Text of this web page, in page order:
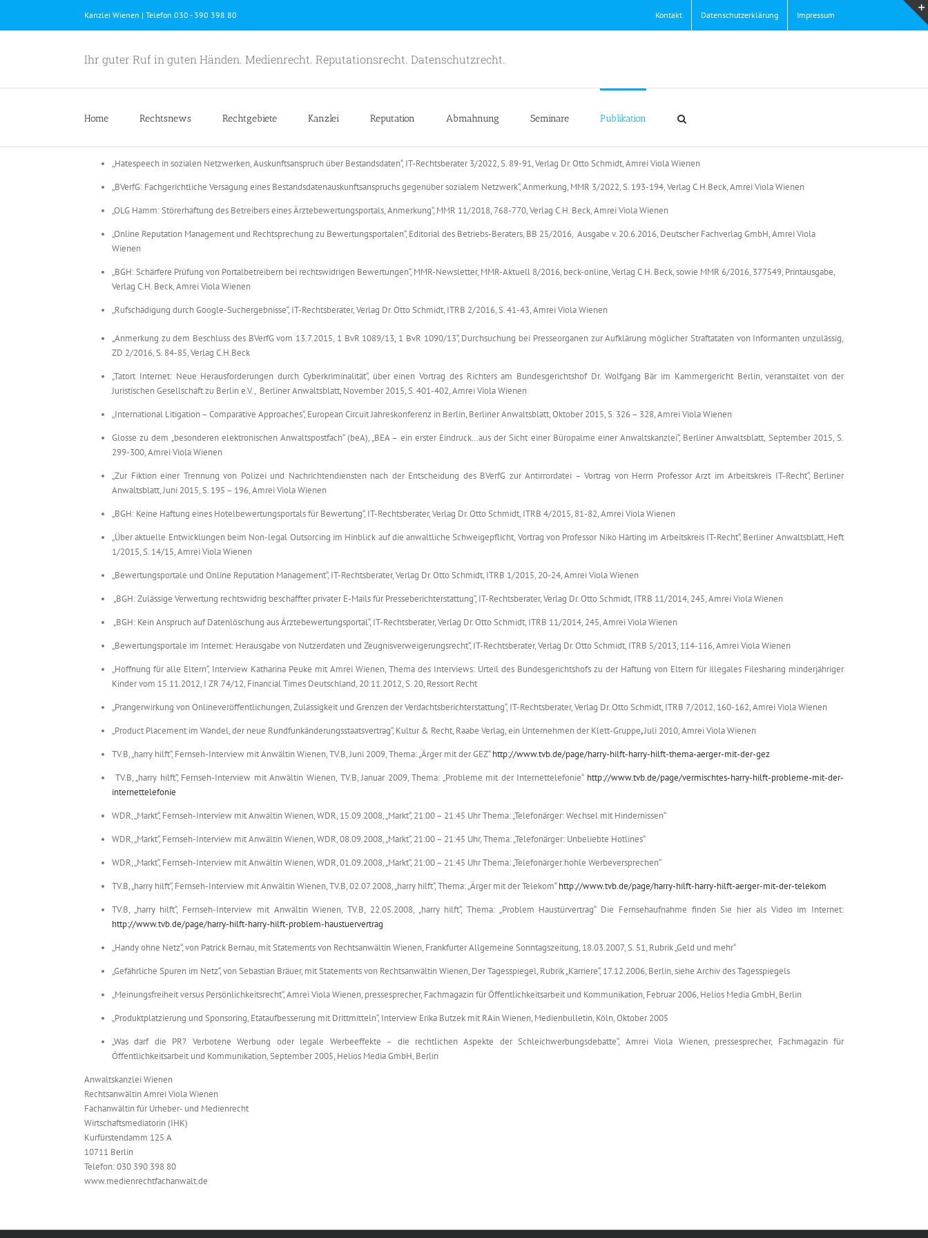
Kanzlei Wienen | Telefon 030 - 390 398 80 Kontakt Datenschutzerklärung Impressum
Ihr guter Ruf in guten Händen. Medienrecht. Reputationsrecht. Datenschutzrecht.
Home Rechtsnews Rechtgebiete Kanzlei Reputation Abmahnung Seminare Publikation
„Hatespeech in sozialen Netzwerken, Auskunftsanspruch über Bestandsdaten“, IT-Rechtsberater 3/2022, S. 89-91, Verlag Dr. Otto Schmidt, Amrei Viola Wienen
„BVerfG: Fachgerichtliche Versagung eines Bestandsdatenauskunftsanspruchs gegenüber sozialem Netzwerk“, Anmerkung, MMR 3/2022, S. 193-194, Verlag C.H.Beck, Amrei Viola Wienen
„OLG Hamm: Störerhaftung des Betreibers eines Ärztebewertungsportals, Anmerkung“, MMR 11/2018, 768-770, Verlag C.H. Beck, Amrei Viola Wienen
„Online Reputation Management und Rechtsprechung zu Bewertungsportalen“, Editorial des Betriebs-Beraters, BB 25/2016, Ausgabe v. 20.6.2016, Deutscher Fachverlag GmbH, Amrei Viola
Wienen
„BGH: Schärfere Prüfung von Portalbetreibern bei rechtswidrigen Bewertungen“, MMR-Newsletter, MMR-Aktuell 8/2016, beck-online, Verlag C.H. Beck, sowie MMR 6/2016, 377549, Printausgabe,
Verlag C.H. Beck, Amrei Viola Wienen
„Rufschädigung durch Google-Suchergebnisse“, IT-Rechtsberater, Verlag Dr. Otto Schmidt, ITRB 2/2016, S. 41-43, Amrei Viola Wienen
„Anmerkung zu dem Beschluss des BVerfG vom 13.7.2015, 1 BvR 1089/13, 1 BvR 1090/13“, Durchsuchung bei Presseorganen zur Aufklärung möglicher Straftataten von Informanten unzulässig,
ZD 2/2016, S. 84-85, Verlag C.H.Beck
„Tatort Internet: Neue Herausforderungen durch Cyberkriminalität“, über einen Vortrag des Richters am Bundesgerichtshof Dr. Wolfgang Bär im Kammergericht Berlin, veranstaltet von der
Juristischen Gesellschaft zu Berlin e.V., Berliner Anwaltsblatt, November 2015, S. 401-402, Amrei Viola Wienen
„International Litigation – Comparative Approaches“, European Circuit Jahreskonferenz in Berlin, Berliner Anwaltsblatt, Oktober 2015, S. 326 – 328, Amrei Viola Wienen
Glosse zu dem „besonderen elektronischen Anwaltspostfach“ (beA), „BEA – ein erster Eindruck…aus der Sicht einer Büropalme einer Anwaltskanzlei“, Berliner Anwaltsblatt, September 2015, S.
299-300, Amrei Viola Wienen
„Zur Fiktion einer Trennung von Polizei und Nachrichtendiensten nach der Entscheidung des BVerfG zur Antirrordatei – Vortrag von Herrn Professor Arzt im Arbeitskreis IT-Recht“, Berliner
Anwaltsblatt, Juni 2015, S. 195 – 196, Amrei Viola Wienen
„BGH: Keine Haftung eines Hotelbewertungsportals für Bewertung“, IT-Rechtsberater, Verlag Dr. Otto Schmidt, ITRB 4/2015, 81-82, Amrei Viola Wienen
„Über aktuelle Entwicklungen beim Non-legal Outsorcing im Hinblick auf die anwaltliche Schweigepflicht, Vortrag von Professor Niko Härting im Arbeitskreis IT-Recht“, Berliner Anwaltsblatt, Heft
1/2015, S. 14/15, Amrei Viola Wienen
„Bewertungsportale und Online Reputation Management“, IT-Rechtsberater, Verlag Dr. Otto Schmidt, ITRB 1/2015, 20-24, Amrei Viola Wienen
„BGH: Zulässige Verwertung rechtswidrig beschaffter privater E-Mails für Presseberichterstattung“, IT-Rechtsberater, Verlag Dr. Otto Schmidt, ITRB 11/2014, 245, Amrei Viola Wienen
„BGH: Kein Anspruch auf Datenlöschung aus Ärztebewertungsportal“, IT-Rechtsberater, Verlag Dr. Otto Schmidt, ITRB 11/2014, 245, Amrei Viola Wienen
„Bewertungsportale im Internet: Herausgabe von Nutzerdaten und Zeugnisverweigerungsrecht“, IT-Rechtsberater, Verlag Dr. Otto Schmidt, ITRB 5/2013, 114-116, Amrei Viola Wienen
„Hoffnung für alle Eltern“, Interview Katharina Peuke mit Amrei Wienen, Thema des Interviews: Urteil des Bundesgerichtshofs zu der Haftung von Eltern für illegales Filesharing minderjähriger
Kinder vom 15.11.2012, I ZR 74/12, Financial Times Deutschland, 20.11.2012, S. 20, Ressort Recht
„Prangerwirkung von Onlineveröffentlichungen, Zulässigkeit und Grenzen der Verdachtsberichterstattung“, IT-Rechtsberater, Verlag Dr. Otto Schmidt, ITRB 7/2012, 160-162, Amrei Viola Wienen
„Product Placement im Wandel, der neue Rundfunkänderungsstaatsvertrag“, Kultur & Recht, Raabe Verlag, ein Unternehmen der Klett-Gruppe,Juli 2010, Amrei Viola Wienen
TV.B, „harry hilft“, Fernseh-Interview mit Anwältin Wienen, TV.B, Juni 2009, Thema: „Ärger mit der GEZ“http://www.tvb.de/page/harry-hilft-harry-hilft-thema-aerger-mit-der-gez
TV.B, „harry hilft“, Fernseh-Interview mit Anwältin Wienen, TV.B, Januar 2009, Thema: „Probleme mit der Internettelefonie“ http://www.tvb.de/page/vermischtes-harry-hilft-probleme-mit-der-
internettelefonie
WDR, „Markt“, Fernseh-Interview mit Anwältin Wienen, WDR, 15.09.2008, „Markt“, 21:00 – 21:45 Uhr Thema: „Telefonärger: Wechsel mit Hindernissen“
WDR, „Markt“, Fernseh-Interview mit Anwältin Wienen, WDR, 08.09.2008, „Markt“, 21:00 – 21:45 Uhr, Thema: „Telefonärger: Unbeliebte Hotlines“
WDR, „Markt“, Fernseh-Interview mit Anwältin Wienen, WDR, 01.09.2008, „Markt“, 21:00 – 21:45 Uhr Thema: „Telefonärger:hohle Werbeversprechen“
TV.B, „harry hilft“, Fernseh-Interview mit Anwältin Wienen, TV.B, 02.07.2008, „harry hilft“, Thema: „Ärger mit der Telekom“http://www.tvb.de/page/harry-hilft-harry-hilft-aerger-mit-der-telekom
TV.B, „harry hilft“, Fernseh-Interview mit Anwältin Wienen, TV.B, 22.05.2008, „harry hilft“, Thema: „Problem Haustürvertrag“ Die Fernsehaufnahme finden Sie hier als Video im Internet:
http://www.tvb.de/page/harry-hilft-harry-hilft-problem-haustuervertrag
„Handy ohne Netz“, von Patrick Bernau, mit Statements von Rechtsanwältin Wienen, Frankfurter Allgemeine Sonntagszeitung, 18.03.2007, S. 51, Rubrik „Geld und mehr“
„Gefährliche Spuren im Netz“, von Sebastian Bräuer, mit Statements von Rechtsanwältin Wienen, Der Tagesspiegel, Rubrik „Karriere“, 17.12.2006, Berlin, siehe Archiv des Tagesspiegels
„Meinungsfreiheit versus Persönlichkeitsrecht“, Amrei Viola Wienen, pressesprecher, Fachmagazin für Öffentlichkeitsarbeit und Kommunikation, Februar 2006, Helios Media GmbH, Berlin
„Produktplatzierung und Sponsoring, Etataufbesserung mit Drittmitteln“, Interview Erika Butzek mit RAin Wienen, Medienbulletin, Köln, Oktober 2005
„Was darf die PR? Verbotene Werbung oder legale Werbeeffekte – die rechtlichen Aspekte der Schleichwerbungsdebatte“, Amrei Viola Wienen, pressesprecher, Fachmagazin für
Öffentlichkeitsarbeit und Kommunikation, September 2005, Helios Media GmbH, Berlin
Anwaltskanzlei Wienen
Rechtsanwältin Amrei Viola Wienen
Fachanwältin für Urheber- und Medienrecht
Wirtschaftsmediatorin (IHK)
Kurfürstendamm 125 A
10711 Berlin
Telefon: 030 390 398 80
www.medienrechtfachanwalt.de